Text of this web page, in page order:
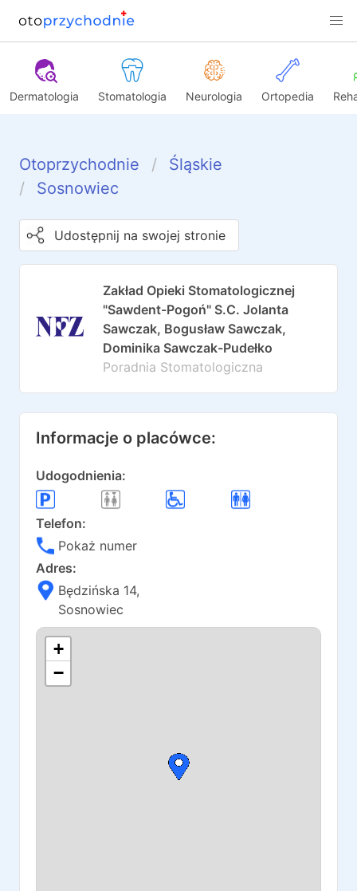
Dermatologia Stomatologia Neurologia Ortopedia
Otoprzychodnie
Śląskie
Sosnowiec
Udostępnij na swojej stronie
Zakład Opieki Stomatologicznej
"Sawdent-Pogoń" S.C. Jolanta
Sawczak, Bogusław Sawczak,
Dominika Sawczak-Pudełko
Poradnia Stomatologiczna
Informacje o placówce:
Udogodnienia:
Telefon:
Pokaż numer
Adres:
Będzińska 14,
Sosnowiec
+
−